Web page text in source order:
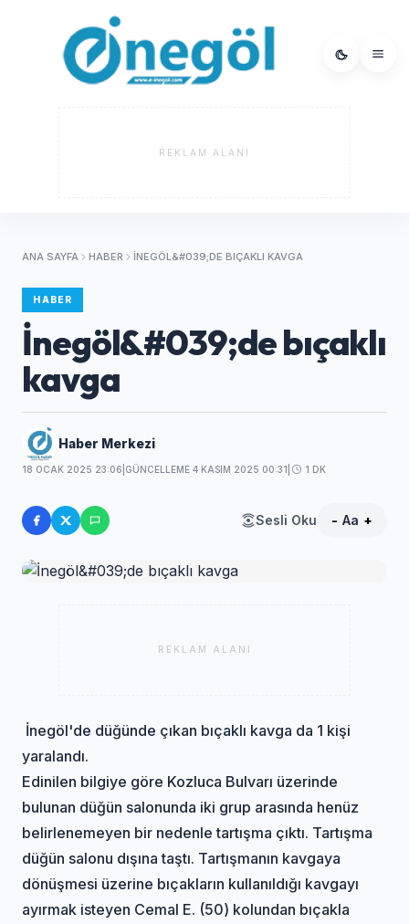
REKLAM ALANI
ANA SAYFA HABER İNEGÖL&#039;DE BIÇAKLI KAVGA
HABER
İnegöl&#039;de bıçaklı
kavga
Haber Merkezi
18 OCAK 2025 23:06 GÜNCELLEME 4 KASIM 2025 00:31 1 DK
Sesli Oku - Aa +
REKLAM ALANI
İnegöl'de düğünde çıkan bıçaklı kavga da 1 kişi
yaralandı.
Edinilen bilgiye göre Kozluca Bulvarı üzerinde
bulunan düğün salonunda iki grup arasında henüz
belirlenemeyen bir nedenle tartışma çıktı. Tartışma
düğün salonu dışına taştı. Tartışmanın kavgaya
dönüşmesi üzerine bıçakların kullanıldığı kavgayı
ayırmak isteyen Cemal E. (50) kolundan bıçakla